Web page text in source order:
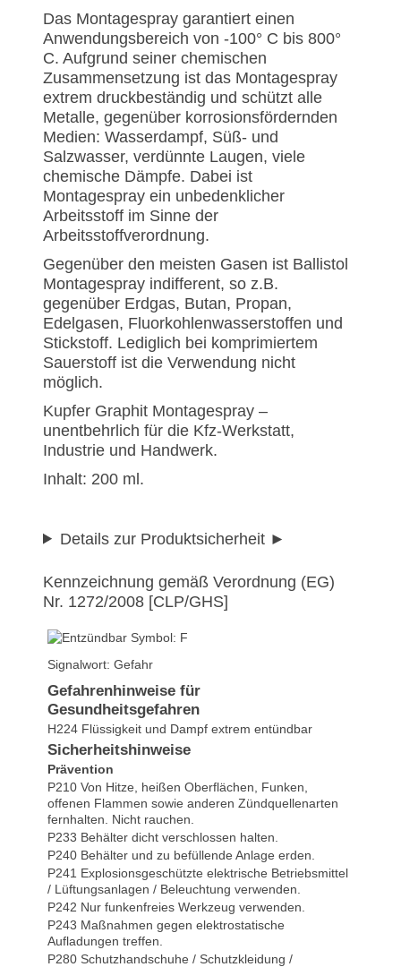
Das Montagespray garantiert einen
Anwendungsbereich von -100° C bis 800°
C. Aufgrund seiner chemischen
Zusammensetzung ist das Montagespray
extrem druckbeständig und schützt alle
Metalle, gegenüber korrosionsfördernden
Medien: Wasserdampf, Süß- und
Salzwasser, verdünnte Laugen, viele
chemische Dämpfe. Dabei ist
Montagespray ein unbedenklicher
Arbeitsstoff im Sinne der
Arbeitsstoffverordnung.
Gegenüber den meisten Gasen ist Ballistol
Montagespray indifferent, so z.B.
gegenüber Erdgas, Butan, Propan,
Edelgasen, Fluorkohlenwasserstoffen und
Stickstoff. Lediglich bei komprimiertem
Sauerstoff ist die Verwendung nicht
möglich.
Kupfer Graphit Montagespray –
unentbehrlich für die Kfz-Werkstatt,
Industrie und Handwerk.
Inhalt: 200 ml.
Details zur Produktsicherheit
Kennzeichnung gemäß Verordnung (EG)
Nr. 1272/2008 [CLP/GHS]
Signalwort: Gefahr
Gefahrenhinweise für
Gesundheitsgefahren
H224 Flüssigkeit und Dampf extrem entündbar
Sicherheitshinweise
Prävention
P210 Von Hitze, heißen Oberflächen, Funken,
offenen Flammen sowie anderen Zündquellenarten
fernhalten. Nicht rauchen.
P233 Behälter dicht verschlossen halten.
P240 Behälter und zu befüllende Anlage erden.
P241 Explosionsgeschützte elektrische Betriebsmittel
/ Lüftungsanlagen / Beleuchtung verwenden.
P242 Nur funkenfreies Werkzeug verwenden.
P243 Maßnahmen gegen elektrostatische
Aufladungen treffen.
P280 Schutzhandschuhe / Schutzkleidung /